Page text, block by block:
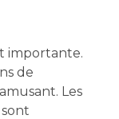
importante.
de
Les
sont